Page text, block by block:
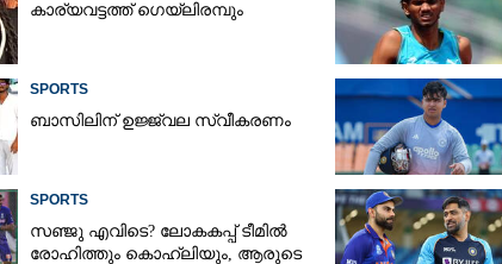
കാര്യവട്ടത്ത് ഗെയ്‌ലിരമ്പും
SPORTS
ബാസിലിന് ഉജ്ജ്വല സ്വീകരണം
SPORTS
സഞ്ജു എവിടെ? ലോകകപ്പ് ടീമിൽ
രോഹിത്തും കൊഹ്‌ലിയും, ആരുടെ
കൂറ്റൻ സ്കോറിൽ ഗുജറാത്തിനെ തകർത്ത്
കൊൽക്കത്ത; നരെയ്നും അലനും
തിളങ്ങി, കെകെആറിന് വൻ വിജയം